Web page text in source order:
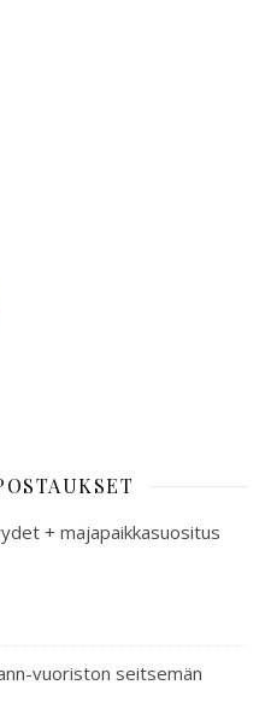
+ majapaikkasuositus
vuoriston seitsemän